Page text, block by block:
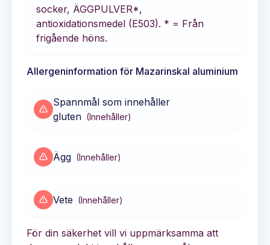
socker, ÄGGPULVER*,
antioxidationsmedel (E503). * = Från
frigående höns.
Allergeninformation för Mazarinskal aluminium
Spannmål som innehåller
gluten (Innehåller)
Ägg (Innehåller)
Vete (Innehåller)
För din säkerhet vill vi uppmärksamma att